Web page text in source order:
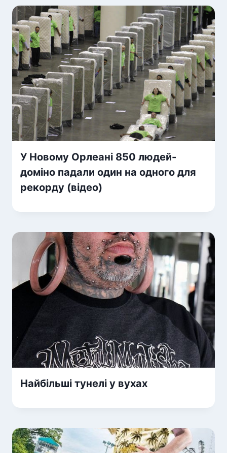
У Новому Орлеані 850 людей-
доміно падали один на одного для
рекорду (відео)
Найбільші тунелі у вухах